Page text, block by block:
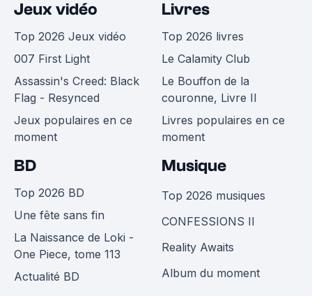
Jeux vidéo
Top 2026 Jeux vidéo
007 First Light
Assassin's Creed: Black
Flag - Resynced
Jeux populaires en ce
moment
Livres
Top 2026 livres
Le Calamity Club
Le Bouffon de la
couronne, Livre II
Livres populaires en ce
moment
BD
Top 2026 BD
Une fête sans fin
La Naissance de Loki -
One Piece, tome 113
Actualité BD
Musique
Top 2026 musiques
CONFESSIONS II
Reality Awaits
Album du moment